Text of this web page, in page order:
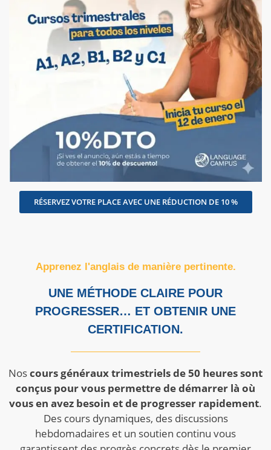
RÉSERVEZ VOTRE PLACE AVEC UNE RÉDUCTION DE 10 %
Apprenez l'anglais de manière pertinente.
UNE MÉTHODE CLAIRE POUR
PROGRESSER… ET OBTENIR UNE
CERTIFICATION.
Noscours généraux trimestriels de 50 heures sont
conçus pour vous permettre de démarrer là où
vous en avez besoin et de progresser rapidement.
Des cours dynamiques, des discussions
hebdomadaires et un soutien continu vous